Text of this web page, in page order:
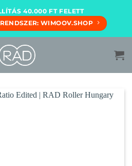
40.000 FT FELETT
WIMOOV.SHOP